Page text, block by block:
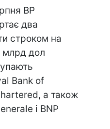
BP
два
строком на
млрд дол
Bank of
а також
і BNP